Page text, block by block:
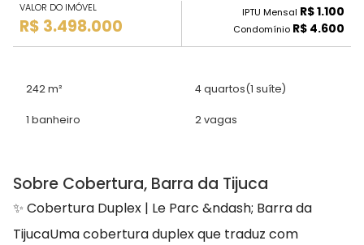
VALOR DO IMÓVEL
R$ 3.498.000
IPTU Mensal R$ 1.100
Condomínio R$ 4.600
242 m² 4 quartos(1 suíte)
1 banheiro 2 vagas
Sobre Cobertura, Barra da Tijuca
✨ Cobertura Duplex | Le Parc &ndash; Barra da
TijucaUma cobertura duplex que traduz com